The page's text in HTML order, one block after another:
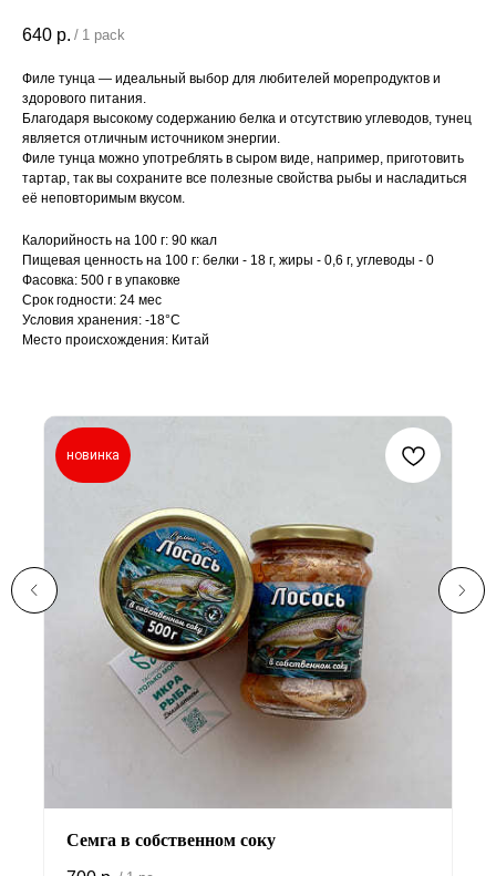
640 р. / 1 pack
Филе тунца — идеальный выбор для любителей морепродуктов и
здорового питания.
Благодаря высокому содержанию белка и отсутствию углеводов, тунец
является отличным источником энергии.
Филе тунца можно употреблять в сыром виде, например, приготовить
тартар, так вы сохраните все полезные свойства рыбы и насладиться
её неповторимым вкусом.
Калорийность на 100 г: 90 ккал
Пищевая ценность на 100 г: белки - 18 г, жиры - 0,6 г, углеводы - 0
Фасовка: 500 г в упаковке
Срок годности: 24 мес
Условия хранения: -18°С
Место происхождения: Китай
новинка
Семга в собственном соку